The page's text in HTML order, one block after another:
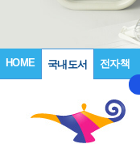
HOME 국내도서 전자책